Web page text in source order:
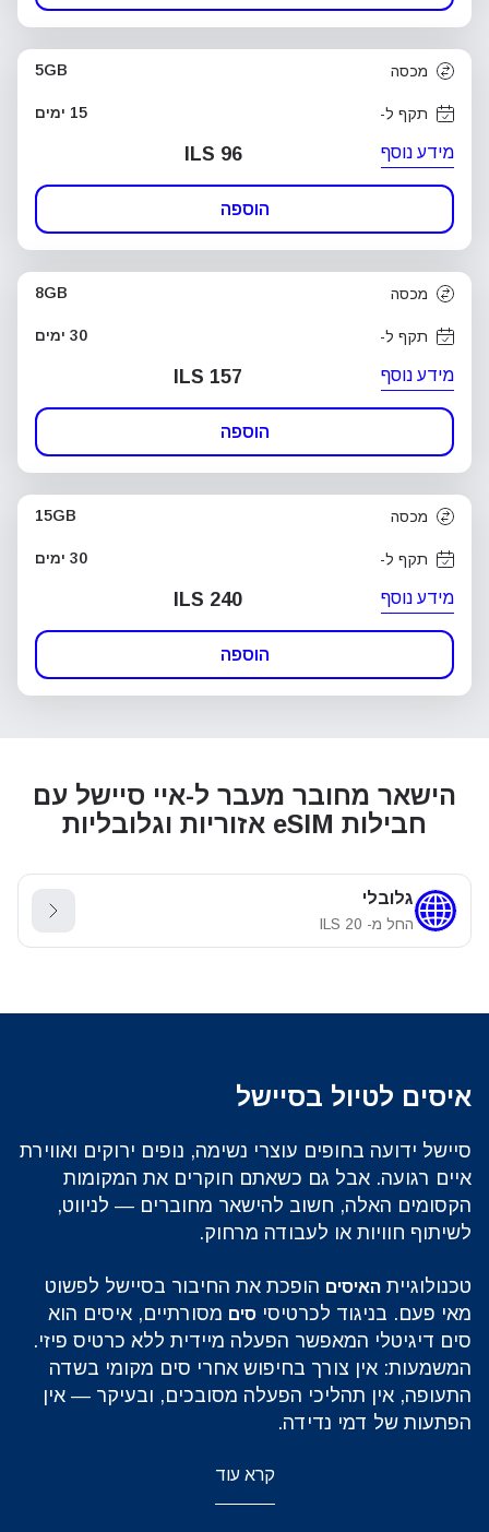
מכסה 5GB
תקף ל- 15 ימים
מידע נוסף ILS 96
הוספה
מכסה 8GB
תקף ל- 30 ימים
מידע נוסף ILS 157
הוספה
מכסה 15GB
תקף ל- 30 ימים
מידע נוסף ILS 240
הוספה
הישאר מחובר מעבר ל-איי סיישל עם
חבילות eSIM אזוריות וגלובליות
גלובלי
החל מ- ILS 20
איסים לטיול בסיישל
סיישל ידועה בחופים עוצרי נשימה, נופים ירוקים ואווירת
איים רגועה. אבל גם כשאתם חוקרים את המקומות
הקסומים האלה, חשוב להישאר מחוברים — לניווט,
לשיתוף חוויות או לעבודה מרחוק.
טכנולוגיית האיסים הופכת את החיבור בסיישל לפשוט
מאי פעם. בניגוד לכרטיסי סים מסורתיים, איסים הוא
סים דיגיטלי המאפשר הפעלה מיידית ללא כרטיס פיזי.
המשמעות: אין צורך בחיפוש אחרי סים מקומי בשדה
התעופה, אין תהליכי הפעלה מסובכים, ובעיקר — אין
הפתעות של דמי נדידה.
קרא עוד